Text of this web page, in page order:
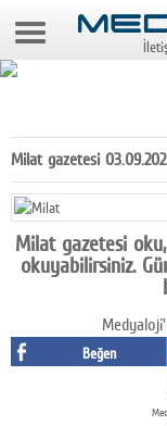
8 Ağustos 2026 3:47:12
Gazeteler
Medya
Teknoloji
Milat gazetesi
Milat gazetesi
okuyabilirsiniz.
Beğen